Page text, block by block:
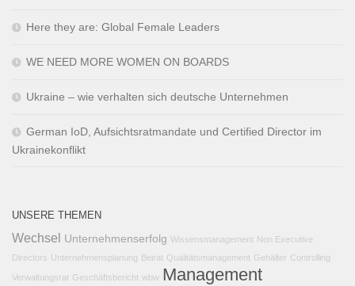
Here they are: Global Female Leaders
WE NEED MORE WOMEN ON BOARDS
Ukraine – wie verhalten sich deutsche Unternehmen
German IoD, Aufsichtsratmandate und Certified Director im
Ukrainekonflikt
UNSERE THEMEN
Wechsel Unternehmenserfolg Wissensmanagement Non Executive
Directors
Unternehmensplanung Beirat Qualitätsmanagement Gehälter Controlling
Verwaltungsrat Geschäftsbericht wbw Management